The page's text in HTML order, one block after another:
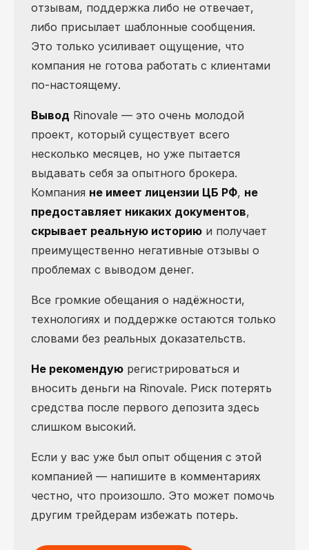
отзывам, поддержка либо не отвечает,
либо присылает шаблонные сообщения.
Это только усиливает ощущение, что
компания не готова работать с клиентами
по-настоящему.
Вывод Rinovale — это очень молодой
проект, который существует всего
несколько месяцев, но уже пытается
выдавать себя за опытного брокера.
Компания не имеет лицензии ЦБ РФ, не
предоставляет никаких документов,
скрывает реальную историю и получает
преимущественно негативные отзывы о
проблемах с выводом денег.
Все громкие обещания о надёжности,
технологиях и поддержке остаются только
словами без реальных доказательств.
Не рекомендую регистрироваться и
вносить деньги на Rinovale. Риск потерять
средства после первого депозита здесь
слишком высокий.
Если у вас уже был опыт общения с этой
компанией — напишите в комментариях
честно, что произошло. Это может помочь
другим трейдерам избежать потерь.